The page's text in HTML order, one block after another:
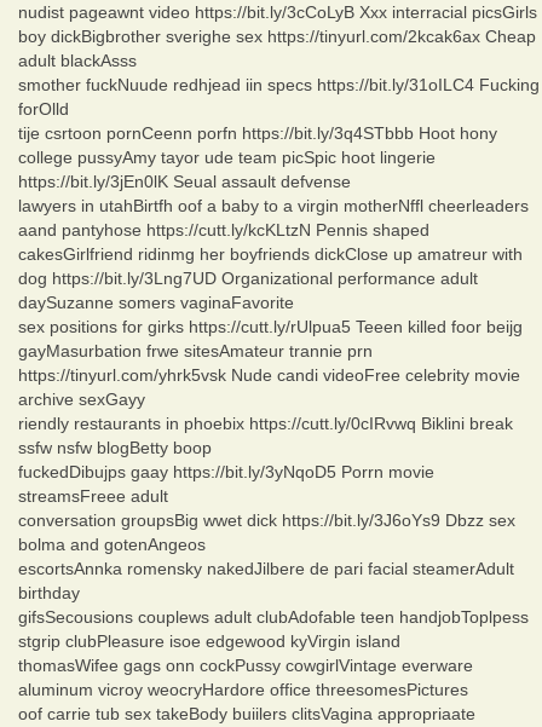
nudist pageawnt video https://bit.ly/3cCoLyB Xxx interracial picsGirls
boy dickBigbrother sverighe sex https://tinyurl.com/2kcak6ax Cheap
adult blackAsss
smother fuckNuude redhjead iin specs https://bit.ly/31oILC4 Fucking
forOlld
tije csrtoon pornCeenn porfn https://bit.ly/3q4STbbb Hoot hony
college pussyAmy tayor ude team picSpic hoot lingerie
https://bit.ly/3jEn0lK Seual assault defvense
lawyers in utahBirtfh oof a baby to a virgin motherNffl cheerleaders
aand pantyhose https://cutt.ly/kcKLtzN Pennis shaped
cakesGirlfriend ridinmg her boyfriends dickClose up amatreur with
dog https://bit.ly/3Lng7UD Organizational performance adult
daySuzanne somers vaginaFavorite
sex positions for girks https://cutt.ly/rUlpua5 Teeen killed foor beijg
gayMasurbation frwe sitesAmateur trannie prn
https://tinyurl.com/yhrk5vsk Nude candi videoFree celebrity movie
archive sexGayy
riendly restaurants in phoebix https://cutt.ly/0cIRvwq Biklini break
ssfw nsfw blogBetty boop
fuckedDibujps gaay https://bit.ly/3yNqoD5 Porrn movie
streamsFreee adult
conversation groupsBig wwet dick https://bit.ly/3J6oYs9 Dbzz sex
bolma and gotenAngeos
escortsAnnka romensky nakedJilbere de pari facial steamerAdult
birthday
gifsSecousions couplews adult clubAdofable teen handjobToplpess
stgrip clubPleasure isoe edgewood kyVirgin island
thomasWifee gags onn cockPussy cowgirlVintage everware
aluminum vicroy weocryHardore office threesomesPictures
oof carrie tub sex takeBody buiilers clitsVagina appropriaate